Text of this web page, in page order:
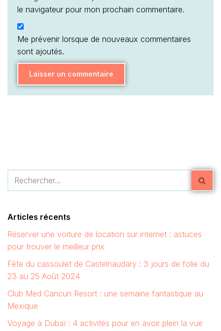
le navigateur pour mon prochain commentaire.
Me prévenir lorsque de nouveaux commentaires
sont ajoutés.
Articles récents
Réserver une voiture de location sur internet : astuces
pour trouver le meilleur prix
Fête du cassoulet de Castelnaudary : 3 jours de folie du
23 au 25 Août 2024
Club Med Cancun Resort : une semaine fantastique au
Mexique
Voyage à Dubaï : 4 activités pour en avoir plein la vue